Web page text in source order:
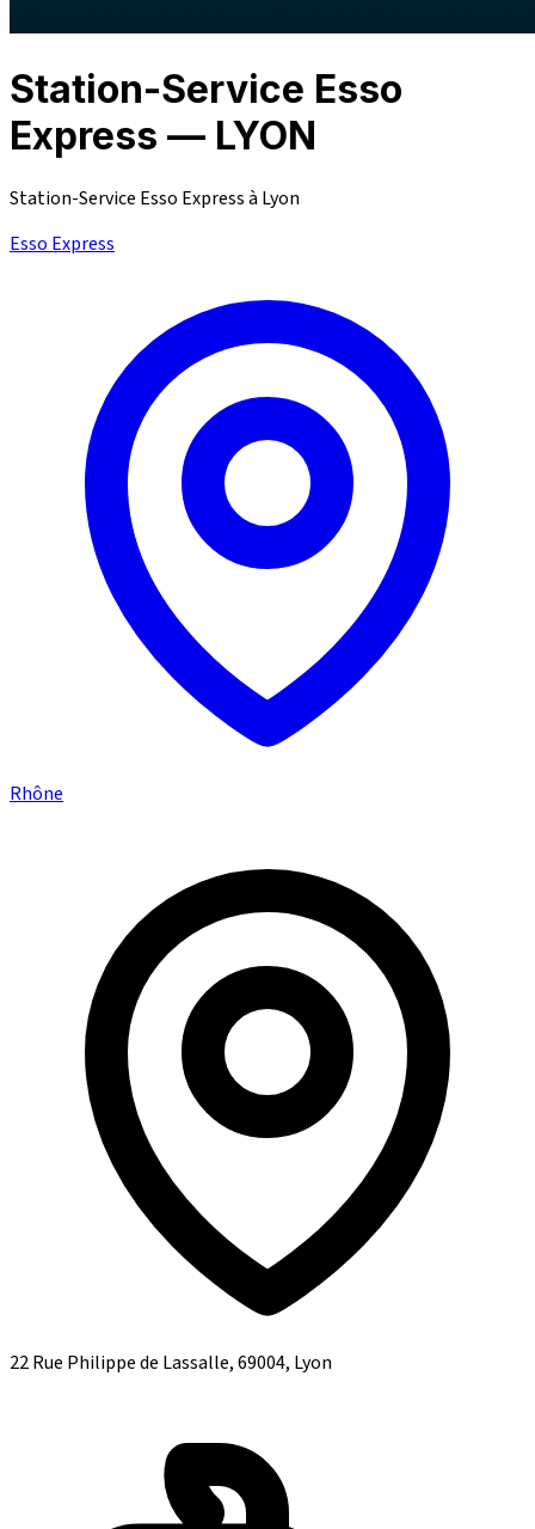
Station-Service Esso
Express — LYON
Station-Service Esso Express à Lyon
Esso Express
Rhône
22 Rue Philippe de Lassalle, 69004, Lyon